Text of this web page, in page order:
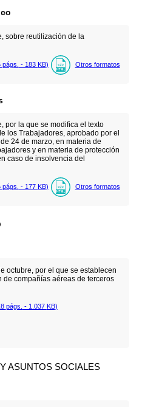
sobre reutilización de la
págs. - 183 KB) Otros formatos
por la que se modifica el texto
los Trabajadores, aprobado por el
24 de marzo, en materia de
y en materia de protección
caso de insolvencia del
págs. - 177 KB) Otros formatos
octubre, por el que se establecen
compañías aéreas de terceros
págs. - 1.037 KB)
ASUNTOS SOCIALES